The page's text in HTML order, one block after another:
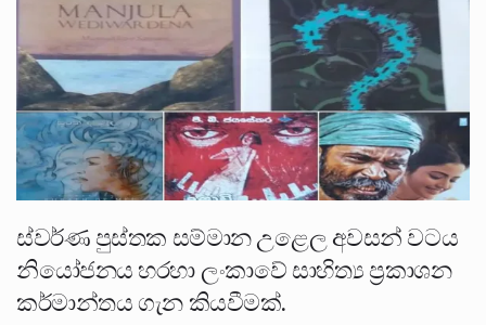
ස්වර්ණ පුස්තක සම්මාන උළෙල අවසන් වටය
නියෝජනය හරහා ලංකාවේ සාහිත්‍ය ප්‍රකාශන
කර්මාන්තය ගැන කියවීමක්.